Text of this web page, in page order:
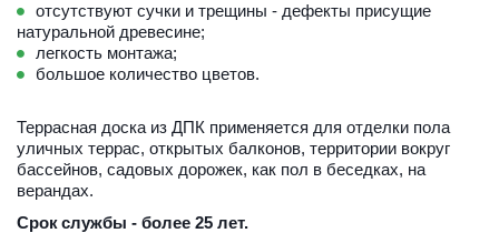
отсутствуют сучки и трещины - дефекты присущие
натуральной древесине;
легкость монтажа;
большое количество цветов.
Террасная доска из ДПК применяется для отделки пола
уличных террас, открытых балконов, территории вокруг
бассейнов, садовых дорожек, как пол в беседках, на
верандах.
Срок службы - более 25 лет.